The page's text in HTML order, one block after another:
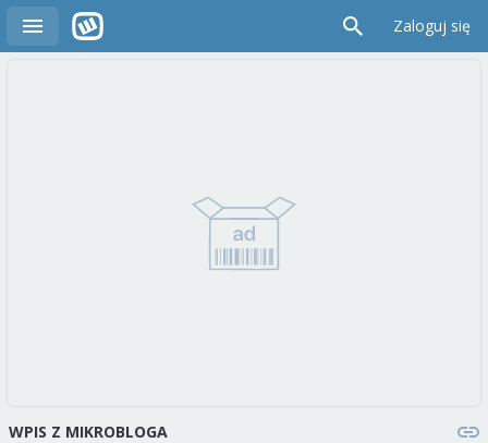
Zaloguj się
WPIS Z MIKROBLOGA